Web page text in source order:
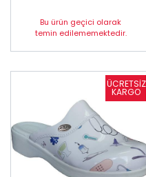
Bu ürün geçici olarak
temin edilememektedir.